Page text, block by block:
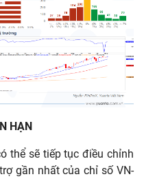
HẠN
thể sẽ tiếp tục điều chỉnh
gần nhất của chỉ số VN-